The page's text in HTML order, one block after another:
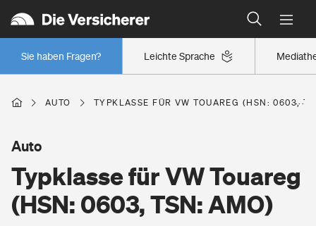
Leichte Sprache
Sie haben Fragen?
Wer versichert was: Jetzt Versicherer finden
Regionalklassen: So ist Ihre Region eingestuft
Wer versichert was: Jetzt Versicherer finden
Berufsunfähigkeitsversicherung
Erwerbsunfähigkeitsversicherung
Wohnen
AUTO TYPKLASSE FÜR VW TOUAREG (HSN: 0603,
Typklasse für VW Touareg
(HSN: 0603, TSN: AMO)
Auto